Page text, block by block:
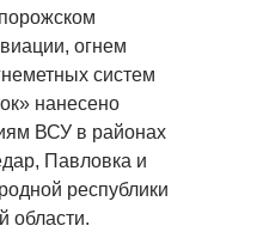
огнем
систем
нанесено
ВСУ в районах
Павловка и
республики
области.